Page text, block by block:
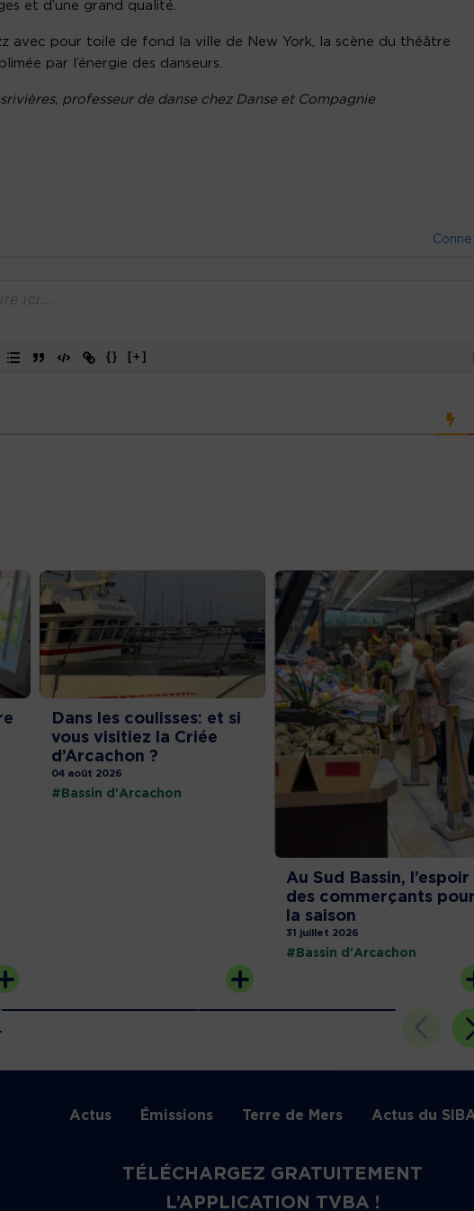
et d’une grand qualité.
avec pour toile de fond la ville de New York, la scène du théâtre
par l’énergie des danseurs.
professeur de danse chez Danse et Compagnie
{} [+]
Dans les coulisses: et si
vous visitiez la Criée
d’Arcachon ?
04 août 2026
#Bassin d'Arcachon
Au Sud Bassin, l’espoir
des commerçants
la saison
31 juillet 2026
#Bassin d'Arcachon
Actus Émissions Terre de Mers Actus du
TÉLÉCHARGEZ GRATUITEMENT
L’APPLICATION TVBA !